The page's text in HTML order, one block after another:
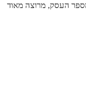
העסק, מרוצה מאוד